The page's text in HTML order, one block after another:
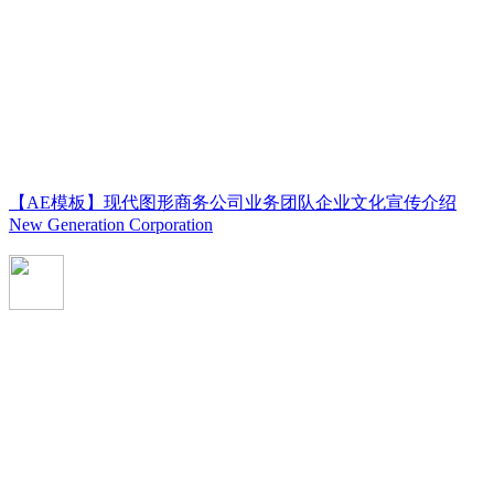
【AE模板】现代图形商务公司业务团队企业文化宣传介绍
New Generation Corporation